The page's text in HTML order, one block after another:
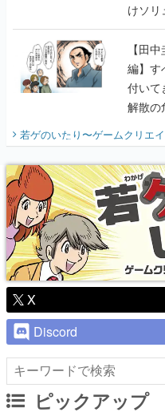
けソリ
に行っ
【田
編】す
付いて
解散の
開く
『少年
り】
若ゲのいたり〜ゲームクリエ
X
Discord
ピックアップ